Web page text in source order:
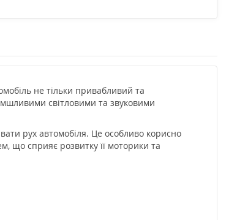
не тільки привабливий та
світловими та звуковими
рух автомобіля. Це особливо корисно
що сприяє розвитку її моторики та